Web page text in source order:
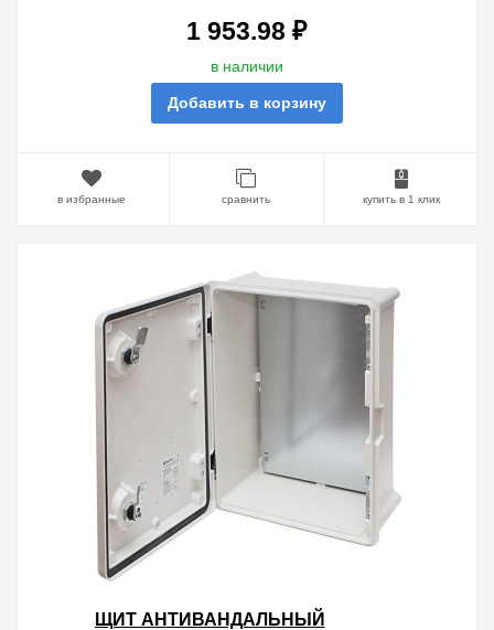
1 953.98 ₽
в наличии
Добавить в корзину
в избранные сравнить купить в 1 клик
ЩИТ АНТИВАНДАЛЬНЫЙ